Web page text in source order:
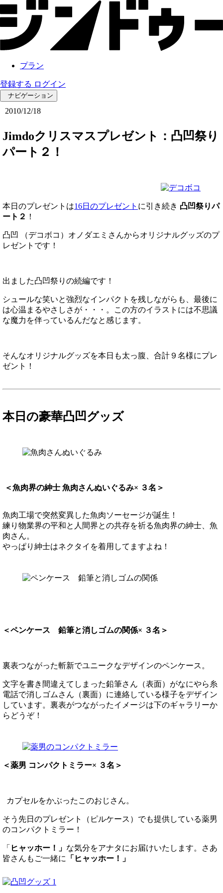
プラン
登録する ログイン
ナビゲーション
2010/12/18
Jimdoクリスマスプレゼント：凸凹祭り
パート２！
本日のプレゼントは16日のプレゼント に引き続き 凸凹祭りパ
ート２ ！
凸凹 （デコボコ）オノダエミさんからオリジナルグッズのプ
レゼントです！
出ました凸凹祭りの続編です！
シュールな笑いと強烈なインパクトを残しながらも、最後に
は心温まるやさしさが・・・。この方のイラストには不思議
な魔力を伴っているんだなと感じます。
そんなオリジナルグッズを本日も太っ腹、合計９名様にプレ
ゼント！
本日の豪華凸凹グッズ
＜魚肉界の紳士 魚肉さんぬいぐるみ× ３名＞
魚肉工場で突然変異した魚肉ソーセージが誕生！
練り物業界の平和と人間界との共存を祈る魚肉界の紳士、魚
肉さん。
やっぱり紳士はネクタイを着用してますよね！
＜ペンケース 鉛筆と消しゴムの関係× ３名＞
裏表つながった斬新でユニークなデザインのペンケース。
文字を書き間違えてしまった鉛筆さん（表面）がなにやら糸
電話で消しゴムさん（裏面）に連絡している様子をデザイン
しています。裏表がつながったイメージは下のギャラリーか
らどうぞ！
＜薬男 コンパクトミラー× ３名＞
カプセルをかぶったこのおじさん。
そう先日のプレゼント（ピルケース）でも提供している薬男
のコンパクトミラー！
「 ヒャッホー！」 な気分をアナタにお届けいたします。さあ
皆さんもご一緒に
「ヒャッホー！」